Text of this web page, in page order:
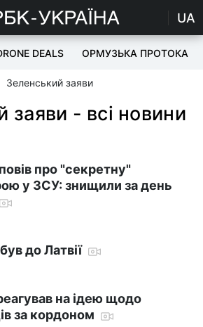
UA
DEALS ОРМУЗЬКА ПРОТОКА
Зеленський заяви
заяви - всі новини
про "секретну"
у ЗСУ: знищили за день
до Латвії
на ідею щодо
за кордоном